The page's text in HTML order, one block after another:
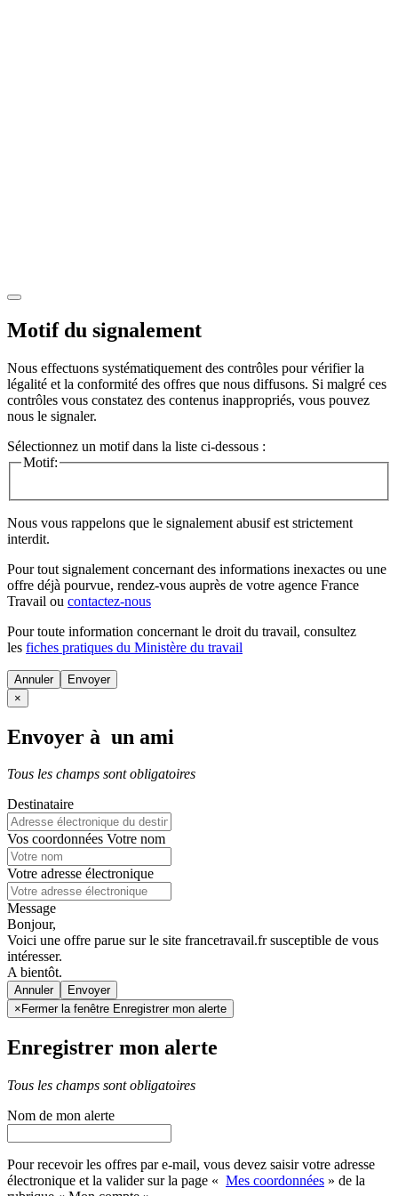
Motif du signalement
Nous effectuons systématiquement des contrôles pour vérifier la
légalité et la conformité des offres que nous diffusons. Si malgré ces
contrôles vous constatez des contenus inappropriés, vous pouvez
nous le signaler.
Sélectionnez un motif dans la liste ci-dessous :
Motif:
Nous vous rappelons que le signalement abusif est strictement
interdit.
Pour tout signalement concernant des informations inexactes ou une
offre déjà pourvue, rendez-vous auprès de votre agence France
Travail ou contactez-nous
Pour toute information concernant le droit du travail, consultez
les fiches pratiques du Ministère du travail
Annuler
×
Envoyer à un ami
Tous les champs sont obligatoires
Destinataire
Vos coordonnées Votre nom
Votre adresse électronique
Message
Bonjour,
Voici une offre parue sur le site francetravail.fr susceptible de vous
intéresser.
A bientôt.
Annuler
× Fermer la fenêtre Enregistrer mon alerte
Enregistrer mon alerte
Tous les champs sont obligatoires
Nom de mon alerte
Pour recevoir les offres par e-mail, vous devez saisir votre adresse
électronique et la valider sur la page « Mes coordonnées » de la